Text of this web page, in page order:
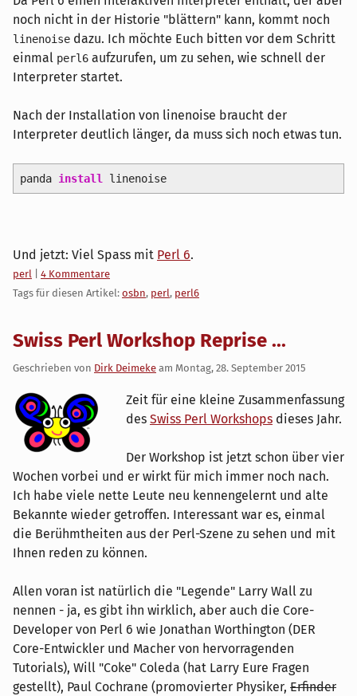
noch nicht in der Historie "blättern" kann, kommt noch
linenoise dazu. Ich möchte Euch bitten vor dem Schritt
einmal perl6 aufzurufen, um zu sehen, wie schnell der
Interpreter startet.
Nach der Installation von linenoise braucht der
Interpreter deutlich länger, da muss sich noch etwas tun.
panda install linenoise
Und jetzt: Viel Spass mit Perl 6.
Kategorien:
perl
4 Kommentare
Tags für diesen Artikel: osbn, perl, perl6
Swiss Perl Workshop Reprise ...
Geschrieben von Dirk Deimeke am Montag, 28. September 2015
Zeit für eine kleine Zusammenfassung
des Swiss Perl Workshops dieses Jahr.
Der Workshop ist jetzt schon über vier
Wochen vorbei und er wirkt für mich immer noch nach.
Ich habe viele nette Leute neu kennengelernt und alte
Bekannte wieder getroffen. Interessant war es, einmal
die Berühmtheiten aus der Perl-Szene zu sehen und mit
Ihnen reden zu können.
Allen voran ist natürlich die "Legende" Larry Wall zu
nennen - ja, es gibt ihn wirklich, aber auch die Core-
Developer von Perl 6 wie Jonathan Worthington (DER
Core-Entwickler und Macher von hervorragenden
Tutorials), Will "Coke" Coleda (hat Larry Eure Fragen
gestellt), Paul Cochrane (promovierter Physiker, Erfinder